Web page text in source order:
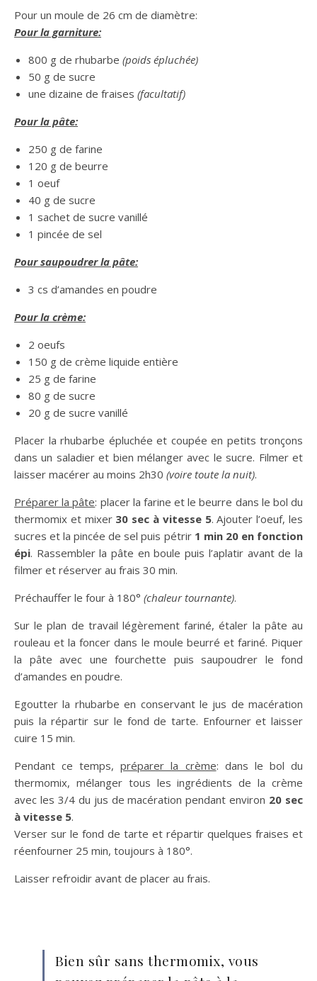
Pour un moule de 26 cm de diamètre:
Pour la garniture:
800 g de rhubarbe (poids épluchée)
50 g de sucre
une dizaine de fraises (facultatif)
Pour la pâte:
250 g de farine
120 g de beurre
1 oeuf
40 g de sucre
1 sachet de sucre vanillé
1 pincée de sel
Pour saupoudrer la pâte:
3 cs d’amandes en poudre
Pour la crème:
2 oeufs
150 g de crème liquide entière
25 g de farine
80 g de sucre
20 g de sucre vanillé
Placer la rhubarbe épluchée et coupée en petits tronçons
dans un saladier et bien mélanger avec le sucre. Filmer et
laisser macérer au moins 2h30 (voire toute la nuit).
Préparer la pâte: placer la farine et le beurre dans le bol du
thermomix et mixer 30 sec à vitesse 5. Ajouter l’oeuf, les
sucres et la pincée de sel puis pétrir 1 min 20 en fonction
épi. Rassembler la pâte en boule puis l’aplatir avant de la
filmer et réserver au frais 30 min.
Préchauffer le four à 180° (chaleur tournante).
Sur le plan de travail légèrement fariné, étaler la pâte au
rouleau et la foncer dans le moule beurré et fariné. Piquer
la pâte avec une fourchette puis saupoudrer le fond
d’amandes en poudre.
Egoutter la rhubarbe en conservant le jus de macération
puis la répartir sur le fond de tarte. Enfourner et laisser
cuire 15 min.
Pendant ce temps,préparer la crème: dans le bol du
thermomix, mélanger tous les ingrédients de la crème
avec les 3/4 du jus de macération pendant environ 20 sec
à vitesse 5.
Verser sur le fond de tarte et répartir quelques fraises et
réenfourner 25 min, toujours à 180°.
Laisser refroidir avant de placer au frais.
Bien sûr sans thermomix, vous